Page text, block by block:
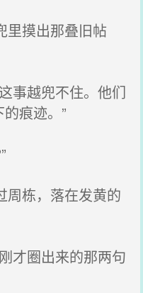
摸出那叠旧帖
事越兜不住。他们
痕迹。”
栋，落在发黄的
才圈出来的那两句